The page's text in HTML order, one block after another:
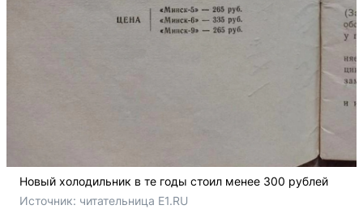
Новый холодильник в те годы стоил менее 300 рублей
Источник: читательница E1.RU